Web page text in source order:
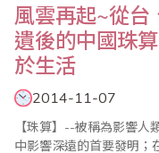
風雲再起~從台
遺後的中國珠
於生活
2014-11-07
【珠算】--被稱為影響
中影響深遠的首要發明；